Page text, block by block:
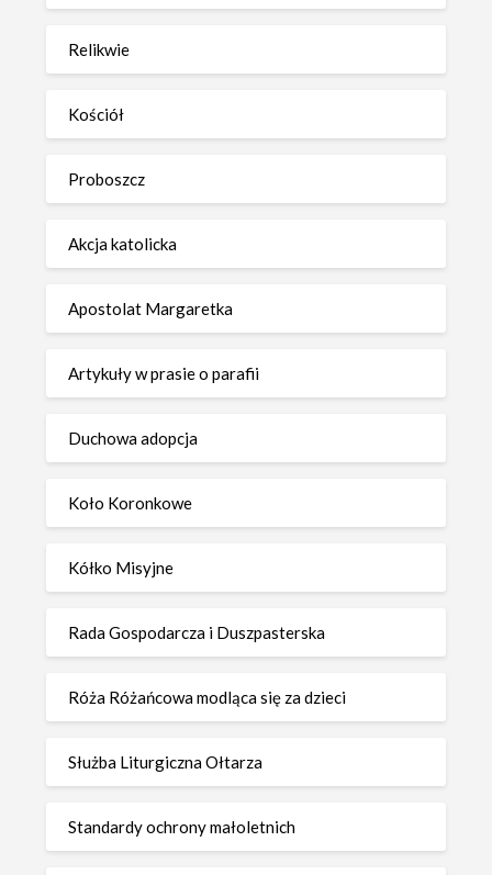
Relikwie
Kościół
Proboszcz
Akcja katolicka
Apostolat Margaretka
Artykuły w prasie o parafii
Duchowa adopcja
Koło Koronkowe
Kółko Misyjne
Rada Gospodarcza i Duszpasterska
Róża Różańcowa modląca się za dzieci
Służba Liturgiczna Ołtarza
Standardy ochrony małoletnich